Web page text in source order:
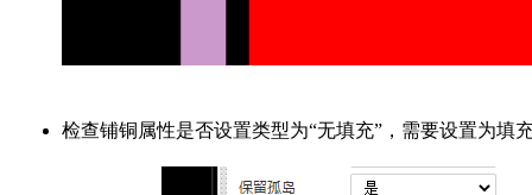
检查铺铜属性是否设置类型为“无填充”，需要设置为填